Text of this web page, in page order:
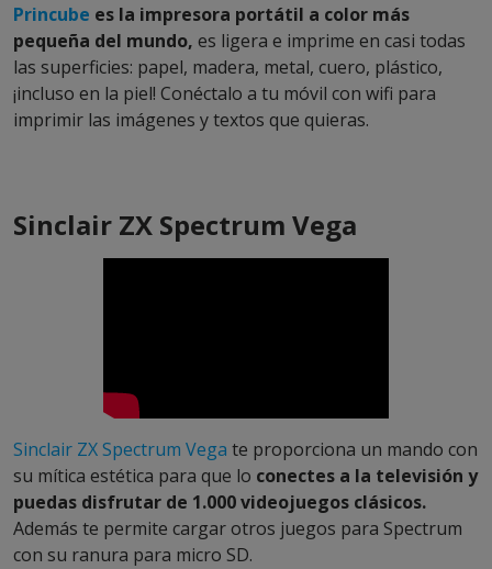
Princube es la impresora portátil a color más
pequeña del mundo, es ligera e imprime en casi todas
las superficies: papel, madera, metal, cuero, plástico,
¡incluso en la piel! Conéctalo a tu móvil con wifi para
imprimir las imágenes y textos que quieras.
Sinclair ZX Spectrum Vega
Sinclair ZX Spectrum Vega te proporciona un mando con
su mítica estética para que lo conectes a la televisión y
puedas disfrutar de 1.000 videojuegos clásicos.
Además te permite cargar otros juegos para Spectrum
con su ranura para micro SD.